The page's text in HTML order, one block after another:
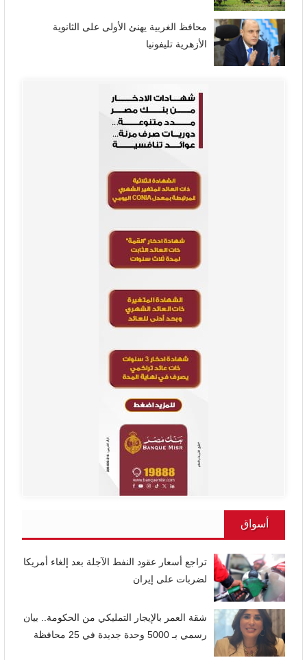
محافظ الغربية يهنئ الأولى على الثانوية
الأزهرية تليفونيا
أسواق
تراجع أسعار عقود النفط الآجلة بعد إلغاء أمريكا
لضربات على إيران
شقة العمر بالإيجار التمليكي من الحكومة.. بيان
رسمي بـ 5000 وحدة جديدة في 25 محافظة